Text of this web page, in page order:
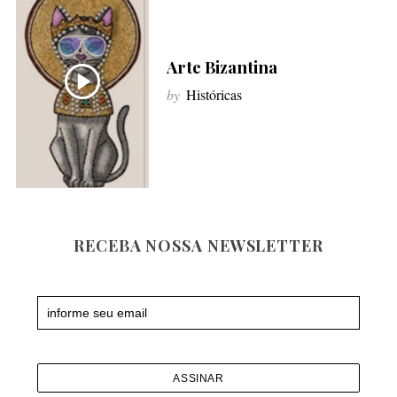
f
o
r
:
Arte Bizantina
by Históricas
RECEBA NOSSA NEWSLETTER